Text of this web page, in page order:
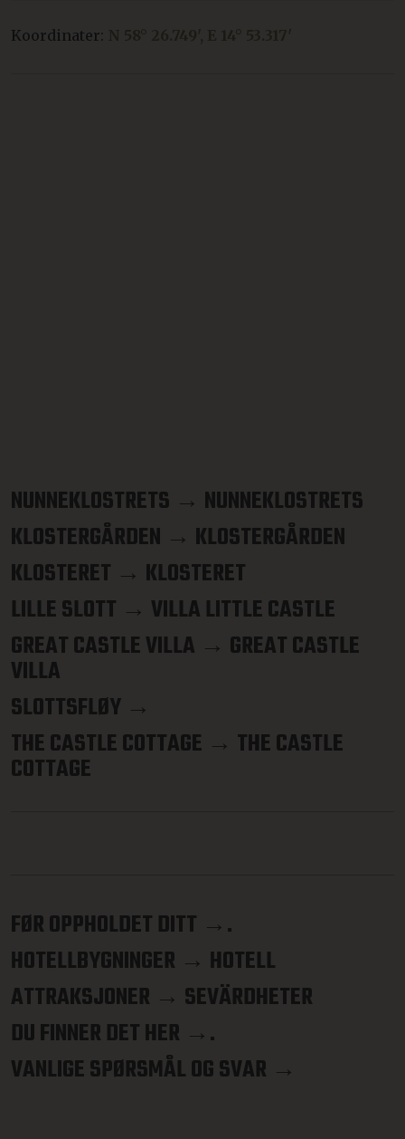
Koordinater: N 58° 26.749', E 14° 53.317'
NUNNEKLOSTRETS → NUNNEKLOSTRETS
KLOSTERGÅRDEN → KLOSTERGÅRDEN
KLOSTERET → KLOSTERET
LILLE SLOTT → VILLA LITTLE CASTLE
GREAT CASTLE VILLA → GREAT CASTLE
VILLA
SLOTTSFLØY →
THE CASTLE COTTAGE → THE CASTLE
COTTAGE
FØR OPPHOLDET DITT →.
HOTELLBYGNINGER → HOTELL
ATTRAKSJONER → SEVÄRDHETER
DU FINNER DET HER →.
VANLIGE SPØRSMÅL OG SVAR →